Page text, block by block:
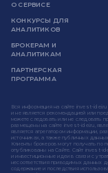
О СЕРВИСЕ
КОНКУРСЫ ДЛЯ
АНАЛИТИКОВ
БРОКЕРАМ И
АНАЛИТИКАМ
ПАРТНЕРСКАЯ
ПРОГРАММА
Вся информация на сайте invest-
и не является рекомендацией или
можете следовать или не следовать
размещены на сайте invest-idei.ru,
является агрегатором информации,
источниках, а также публичных
Клиенты брокеров могут получать по
опубликованы на Сайте. Сайт invest-
и инвестиционные идеи в связи с
несоответствия приводимых данных
содержание и последствия